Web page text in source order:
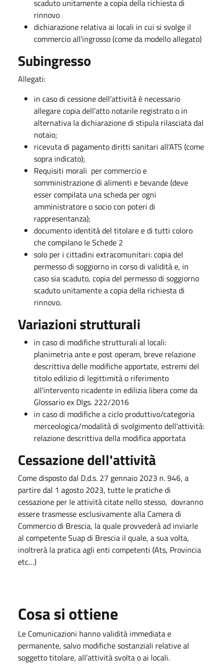
scaduto unitamente a copia della richiesta di
rinnovo
dichiarazione relativa ai locali in cui si svolge il
commercio all'ingrosso (come da modello allegato)
Subingresso
Allegati:
in caso di cessione dell’attività è necessario
allegare copia dell’atto notarile registrato o in
alternativa la dichiarazione di stipula rilasciata dal
notaio;
ricevuta di pagamento diritti sanitari all'ATS (come
sopra indicato);
Requisiti morali per commercio e
somministrazione di alimenti e bevande (deve
esser compilata una scheda per ogni
amministratore o socio con poteri di
rappresentanza);
documento identità del titolare e di tutti coloro
che compilano le Schede 2
solo per i cittadini extracomunitari: copia del
permesso di soggiorno in corso di validità e, in
caso sia scaduto, copia del permesso di soggiorno
scaduto unitamente a copia della richiesta di
rinnovo.​
Variazioni strutturali
in caso di modifiche strutturali al locali:
planimetria ante e post operam, breve relazione
descrittiva delle modifiche apportate, estremi del
titolo edilizio di legittimità o riferimento
all'intervento ricadente in edilizia libera come da
Glossario ex Dlgs. 222/2016
in caso di modifiche a ciclo produttivo/categoria
merceologica/modalità di svolgimento dell'attività:
relazione descrittiva della modifica apportata
Cessazione dell'attività
Come disposto dal D.d.s. 27 gennaio 2023 n. 946, a
partire dal 1 agosto 2023, tutte le pratiche di
cessazione per le attività citate nello stesso, dovranno
essere trasmesse esclusivamente alla Camera di
Commercio di Brescia, la quale provvederà ad inviarle
al competente Suap di Brescia il quale, a sua volta,
inoltrerà la pratica agli enti competenti (Ats, Provincia
etc…)
Cosa si ottiene
Le Comunicazioni hanno validità immediata e
permanente, salvo modifiche sostanziali relative al
soggetto titolare, all’attività svolta o ai locali.